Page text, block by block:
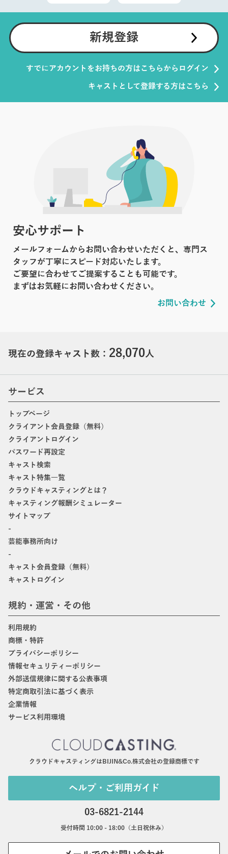
新規登録
すでにアカウントをお持ちの方はこちらからログイン
キャストとして登録する方はこちら
安心サポート
メールフォームからお問い合わせいただくと、専門ス
タッフが丁寧にスピード対応いたします。
ご要望に合わせてご提案することも可能です。
まずはお気軽にお問い合わせください。
お問い合わせ
現在の登録キャスト数： 28,070人
サービス
トップページ
クライアント会員登録（無料）
クライアントログイン
パスワード再設定
キャスト検索
キャスト特集一覧
クラウドキャスティングとは？
キャスティング報酬シミュレーター
サイトマップ
-
芸能事務所向け
-
キャスト会員登録（無料）
キャストログイン
規約・運営・その他
利用規約
商標・特許
プライバシーポリシー
情報セキュリティーポリシー
外部送信規律に関する公表事項
特定商取引法に基づく表示
企業情報
サービス利用環境
クラウドキャスティングはBIJIN&Co.株式会社の登録商標です
ヘルプ・ご利用ガイド
03-6821-2144
受付時間 10:00 - 18:00（土日祝休み）